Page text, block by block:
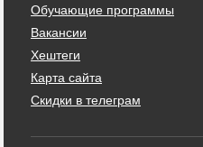
Обучающие программы
Вакансии
Хештеги
Карта сайта
Скидки в телеграм